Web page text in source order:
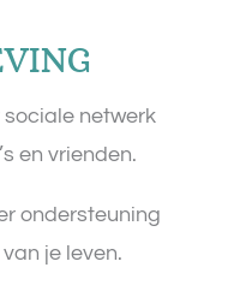
netwerk
en vrienden.
ondersteuning
je leven.